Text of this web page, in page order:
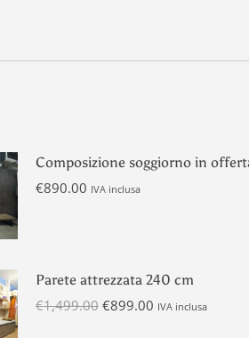
Composizione soggiorno in
€890.00 IVA inclusa
Parete attrezzata 240 cm
€1,499.00 Il
€899.00IlIVA inclusa